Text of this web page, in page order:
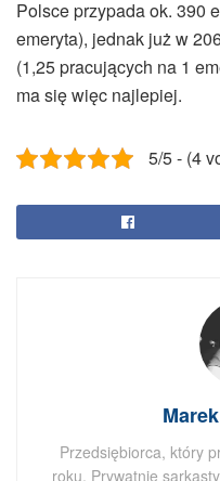
Polsce przypada ok. 390
emeryta), jednak już w
(1,25 pracujących na 1
ma się więc najlepiej.
5/5 - (4
Przedsiębiorca, który
roku. Prywatnie